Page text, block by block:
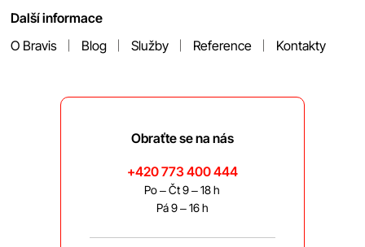
Další informace
O Bravis
Blog Služby Reference Kontakty
Obraťte se na nás
+420 773 400 444
Po – Čt 9 – 18 h
Pá 9 – 16 h